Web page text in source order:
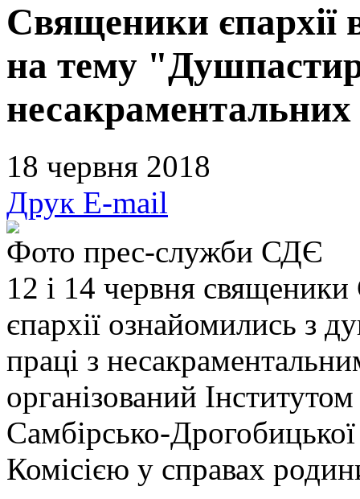
Священики єпархії
на тему
18 червня 2018
Друк E-mail
Фото прес-служби СДЄ
12 і 14 червня
єпархії ознайомились з
праці з
організований
Самбірсько-
Комісією у справах